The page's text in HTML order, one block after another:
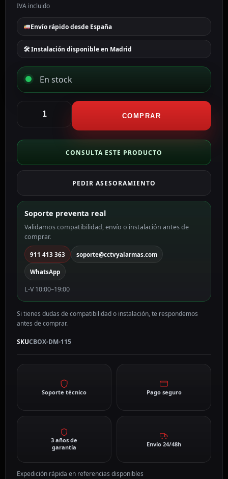
IVA incluido
Envío rápido desde España
🛠 Instalación disponible en Madrid
En stock
Soporte
pared
cámara
Domo
blanco
CBOX-
DM-
115
cantidad
COMPRAR
CONSULTA ESTE PRODUCTO
PEDIR ASESORAMIENTO
Soporte preventa real
Validamos compatibilidad, envío o instalación antes de
comprar.
911 413 363 soporte@cctvyalarmas.com
WhatsApp
L-V 10:00–19:00
Si tienes dudas de compatibilidad o instalación, te respondemos
antes de comprar.
SKUCBOX-DM-115
Soporte técnico Pago seguro
3 años de
garantía
Envío 24/48h
Expedición rápida en referencias disponibles